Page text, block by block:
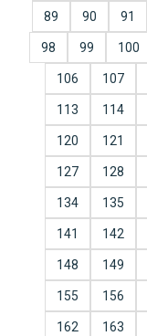
89 90 91
98 99 100
106 107
113 114
120 121
127 128
134 135
141 142
148 149
155 156
162 163